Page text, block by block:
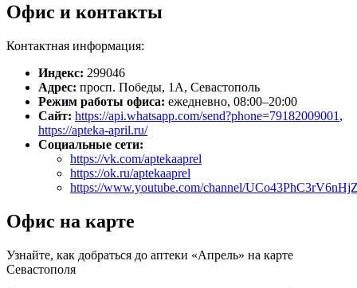
Офис и контакты
Контактная информация:
Индекс: 299046
Адрес: просп. Победы, 1А, Севастополь
Режим работы офиса: ежедневно, 08:00–20:00
Сайт: https://api.whatsapp.com/send?phone=79182009001 ,
https://apteka-april.ru/
Социальные сети:
https://vk.com/aptekaaprel
https://ok.ru/aptekaaprel
https://www.youtube.com/channel/
Офис на карте
Узнайте, как добраться до аптеки «Апрель» на карте
Севастополя